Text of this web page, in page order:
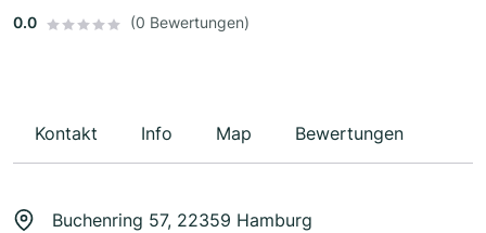
0.0 (0 Bewertungen)
Kontakt Info Map Bewertungen
Buchenring 57, 22359 Hamburg